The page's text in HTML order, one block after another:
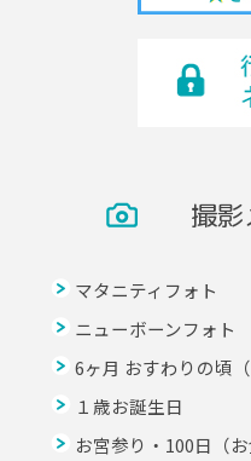
撮
マタニティフォト
ニューボーンフォト
6ヶ月 おすわりの頃
１歳お誕生日
お宮参り・100日（お